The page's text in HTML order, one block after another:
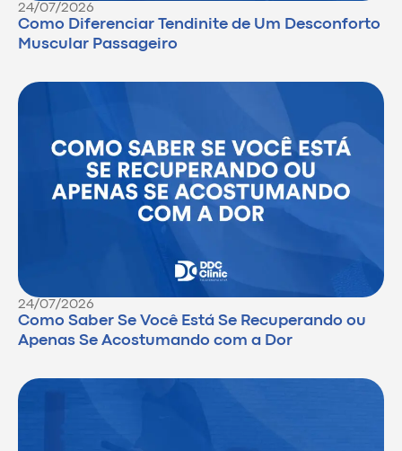
24/07/2026
Como Diferenciar Tendinite de Um Desconforto
Muscular Passageiro
24/07/2026
Como Saber Se Você Está Se Recuperando ou
Apenas Se Acostumando com a Dor